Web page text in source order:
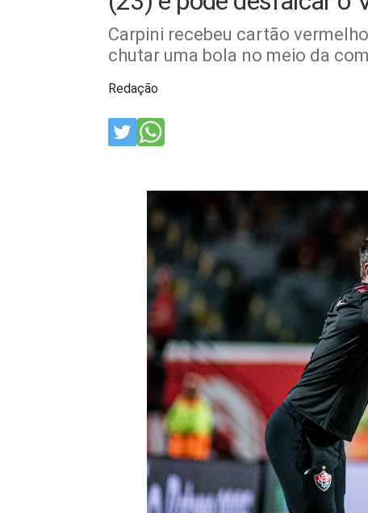
Carpini recebeu cartão
chutar uma bola no meio da
Redação